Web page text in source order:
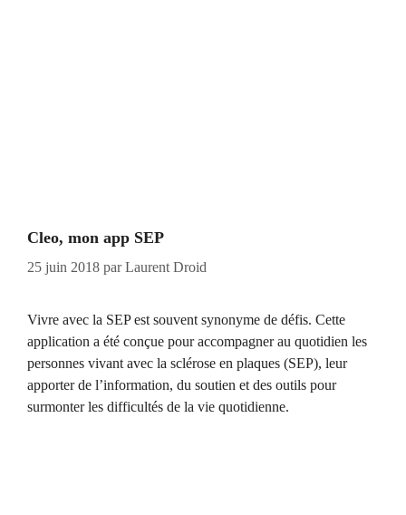
Cleo, mon app SEP
25 juin 2018 parLaurent Droid
Vivre avec la SEP est souvent synonyme de défis. Cette
application a été conçue pour accompagner au quotidien les
personnes vivant avec la sclérose en plaques (SEP), leur
apporter de l’information, du soutien et des outils pour
surmonter les difficultés de la vie quotidienne.